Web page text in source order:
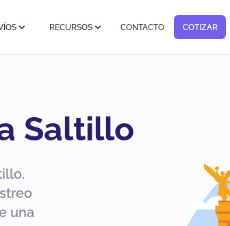
RECURSOS CONTACTO COTIZAR
Saltillo
una